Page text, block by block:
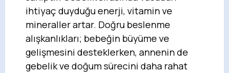
ihtiyaç duyduğu enerji, vitamin ve
mineraller artar. Doğru beslenme
alışkanlıkları; bebeğin büyüme ve
gelişmesini desteklerken, annenin de
gebelik ve doğum sürecini daha rahat